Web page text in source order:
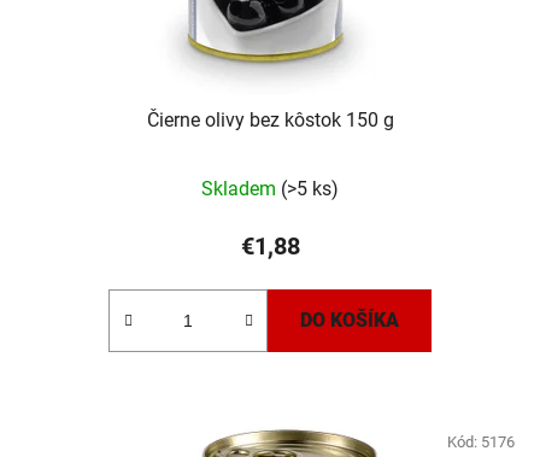
Čierne olivy bez kôstok 150 g
Skladem (>5 ks)
€1,88
DO KOŠÍKA
Kód: 5176